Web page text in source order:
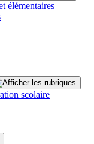
élémentaires
scolaire